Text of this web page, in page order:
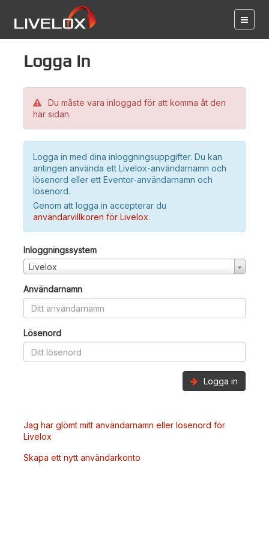
Logga in
Du måste vara inloggad för att komma åt den
här sidan.
Logga in med dina inloggningsuppgifter. Du kan
antingen använda ett Livelox-användarnamn och
lösenord eller ett Eventor-användarnamn och
lösenord.
Genom att logga in accepterar du
användarvillkoren för Livelox.
Inloggningssystem
Livelox
Användarnamn
Lösenord
Logga in
Jag har glömt mitt användarnamn eller lösenord för
Livelox
Skapa ett nytt användarkonto